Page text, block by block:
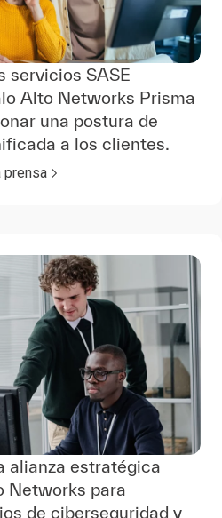
servicios SASE
Alto Networks Prisma
una postura de
a los clientes.
prensa
alianza estratégica
Networks para
de ciberseguridad y